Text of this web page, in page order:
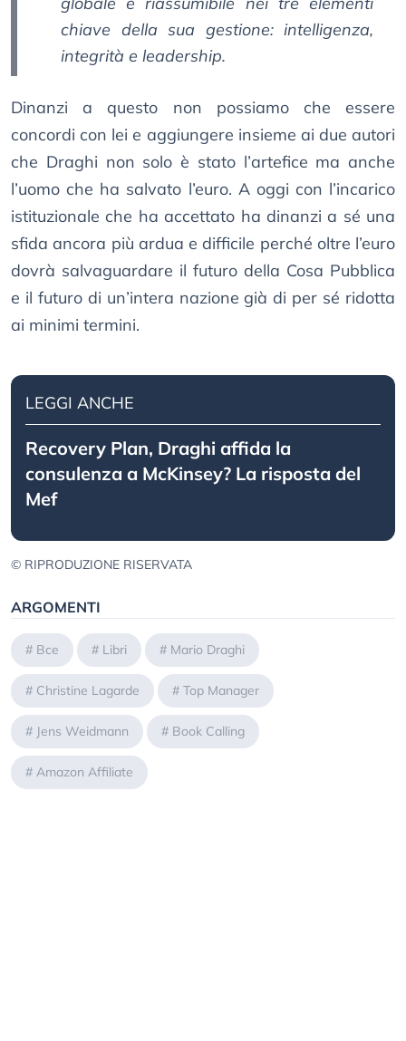
chiave della sua gestione: intelligenza,
integrità e leadership.
Dinanzi a questo non possiamo che essere
concordi con lei e aggiungere insieme ai due autori
che Draghi non solo è stato l’artefice ma anche
l’uomo che ha salvato l’euro. A oggi con l’incarico
istituzionale che ha accettato ha dinanzi a sé una
sfida ancora più ardua e difficile perché oltre l’euro
dovrà salvaguardare il futuro della Cosa Pubblica
e il futuro di un’intera nazione già di per sé ridotta
ai minimi termini.
LEGGI ANCHE
Recovery Plan, Draghi affida la
consulenza a McKinsey? La risposta del
Mef
© RIPRODUZIONE RISERVATA
ARGOMENTI
# Bce # Libri # Mario Draghi
# Christine Lagarde # Top Manager
# Jens Weidmann # Book Calling
# Amazon Affiliate